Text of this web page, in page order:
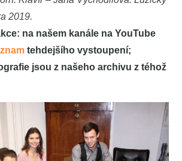
2019.
na našem kanále na YouTube
tehdejšího vystoupení;
jsou z našeho archivu z téhož